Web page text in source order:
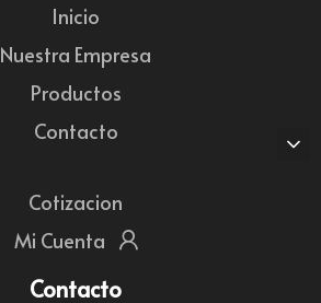
Inicio
Nuestra Empresa
Productos
Contacto
Cotizacion
Mi Cuenta
Contacto